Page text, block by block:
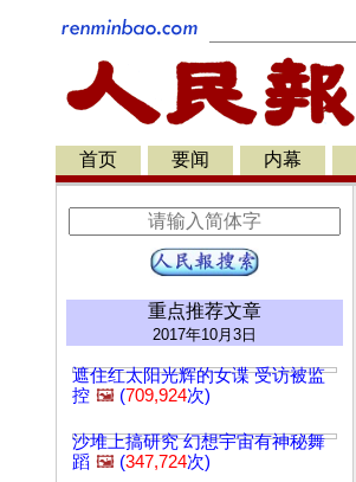
首页 要闻 内幕
重点推荐文章
2017年10月3日
遮住红太阳光辉的女谍 受访被监
控 🖼️ (709,924次)
沙堆上搞研究 幻想宇宙有神秘舞
蹈 🖼️ (347,724次)